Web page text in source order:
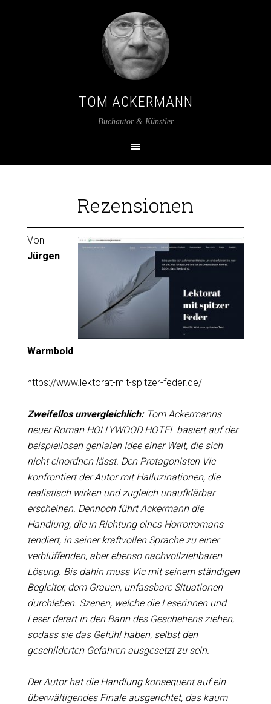
TOM ACKERMANN
Buchautor & Künstler
Rezensionen
Von
Jürgen
Warmbold
https://www.lektorat-mit-spitzer-feder.de/
Zweifellos unvergleichlich: Tom Ackermanns
neuer Roman HOLLYWOOD HOTEL basiert auf der
beispiellosen genialen Idee einer Welt, die sich
nicht einordnen lässt. Den Protagonisten Vic
konfrontiert der Autor mit Halluzinationen, die
realistisch wirken und zugleich unaufklärbar
erscheinen. Dennoch führt Ackermann die
Handlung, die in Richtung eines Horrorromans
tendiert, in seiner kraftvollen Sprache zu einer
verblüffenden, aber ebenso nachvollziehbaren
Lösung. Bis dahin muss Vic mit seinem ständigen
Begleiter, dem Grauen, unfassbare Situationen
durchleben. Szenen, welche die Leserinnen und
Leser derart in den Bann des Geschehens ziehen,
sodass sie das Gefühl haben, selbst den
geschilderten Gefahren ausgesetzt zu sein.
Der Autor hat die Handlung konsequent auf ein
überwältigendes Finale ausgerichtet, das kaum